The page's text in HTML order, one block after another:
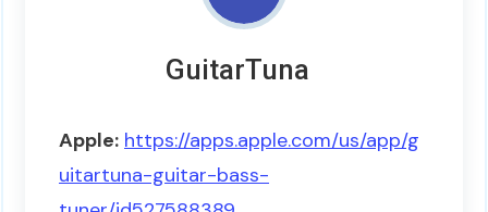
GuitarTuna
Apple: https://apps.apple.com/us/app/g
uitartuna-guitar-bass-